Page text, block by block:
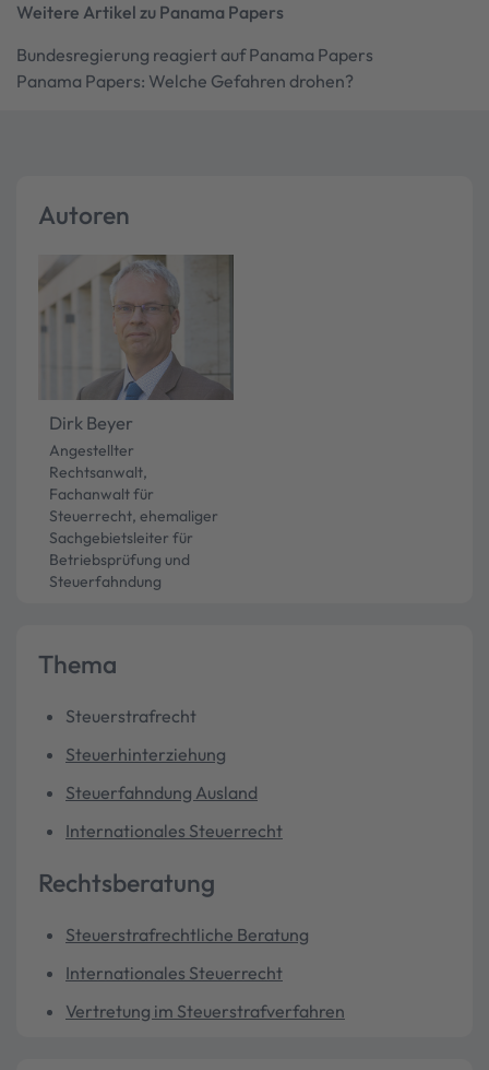
Weitere Artikel zu Panama Papers
Bundesregierung reagiert auf Panama Papers
Panama Papers: Welche Gefahren drohen?
Autoren
Dirk Beyer
Angestellter
Rechtsanwalt,
Fachanwalt für
Steuerrecht, ehemaliger
Sachgebietsleiter für
Betriebsprüfung und
Steuerfahndung
Thema
Steuerstrafrecht
Steuerhinterziehung
Steuerfahndung Ausland
Internationales Steuerrecht
Rechtsberatung
Steuerstrafrechtliche Beratung
Internationales Steuerrecht
Vertretung im Steuerstrafverfahren